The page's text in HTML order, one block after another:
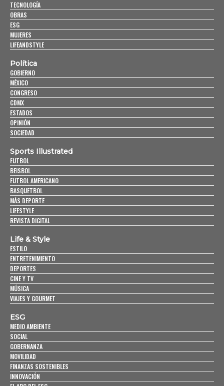
TECNOLOGÍA
OBRAS
ESG
MUJERES
LIFEANDSTYLE
Política
GOBIERNO
MÉXICO
CONGRESO
CDMX
ESTADOS
OPINIÓN
SOCIEDAD
Sports Illustrated
FUTBOL
BEISBOL
FUTBOL AMERICANO
BASQUETBOL
MÁS DEPORTE
LIFESTYLE
REVISTA DIGITAL
Life & Style
ESTILO
ENTRETENIMIENTO
DEPORTES
CINE Y TV
MÚSICA
VIAJES Y GOURMET
ESG
MEDIO AMBIENTE
SOCIAL
GOBERNANZA
MOVILIDAD
FINANZAS SOSTENIBLES
INNOVACIÓN